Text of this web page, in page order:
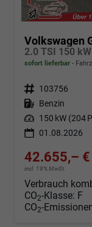
Volkswagen
sofort lieferbar
Fahrzeugnr. 103756
Kraftstoff Benzin
Leistung 150 kW (204
01.08.2026
42.655,– €
incl. 19% MwSt.
Verbrauch
CO2-Klasse: F
CO2-